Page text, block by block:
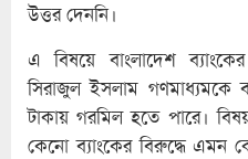
উত্তর দেননি।
এ বিষয়ে বাংলাদেশ
সিরাজুল ইসলাম গণমাধ্যমকে
টাকায় গরমিল হতে পারে।
কেনো ব্যাংকের বিরুদ্ধে এমন